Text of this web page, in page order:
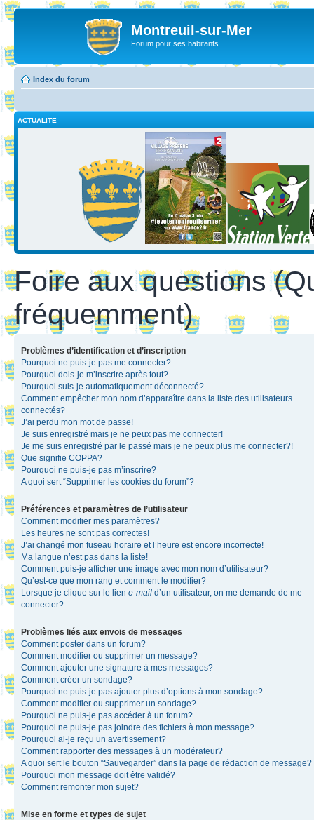
Montreuil-sur-Mer
Forum pour ses habitants
Index du forum
ACTUALITE
Foire aux questions
fréquemment)
Problèmes d’identification et d’inscription
Pourquoi ne puis-je pas me connecter?
Pourquoi dois-je m’inscrire après tout?
Pourquoi suis-je automatiquement déconnecté?
Comment empêcher mon nom d’apparaître dans la liste des utilisateurs
connectés?
J’ai perdu mon mot de passe!
Je suis enregistré mais je ne peux pas me connecter!
Je me suis enregistré par le passé mais je ne peux plus me connecter?!
Que signifie COPPA?
Pourquoi ne puis-je pas m’inscrire?
A quoi sert “Supprimer les cookies du forum”?
Préférences et paramètres de l’utilisateur
Comment modifier mes paramètres?
Les heures ne sont pas correctes!
J’ai changé mon fuseau horaire et l’heure est encore incorrecte!
Ma langue n’est pas dans la liste!
Comment puis-je afficher une image avec mon nom d’utilisateur?
Qu’est-ce que mon rang et comment le modifier?
Lorsque je clique sur le lien e-mail d’un utilisateur, on me demande de me
connecter?
Problèmes liés aux envois de messages
Comment poster dans un forum?
Comment modifier ou supprimer un message?
Comment ajouter une signature à mes messages?
Comment créer un sondage?
Pourquoi ne puis-je pas ajouter plus d’options à mon sondage?
Comment modifier ou supprimer un sondage?
Pourquoi ne puis-je pas accéder à un forum?
Pourquoi ne puis-je pas joindre des fichiers à mon message?
Pourquoi ai-je reçu un avertissement?
Comment rapporter des messages à un modérateur?
A quoi sert le bouton “Sauvegarder” dans la page de rédaction de message?
Pourquoi mon message doit être validé?
Comment remonter mon sujet?
Mise en forme et types de sujet